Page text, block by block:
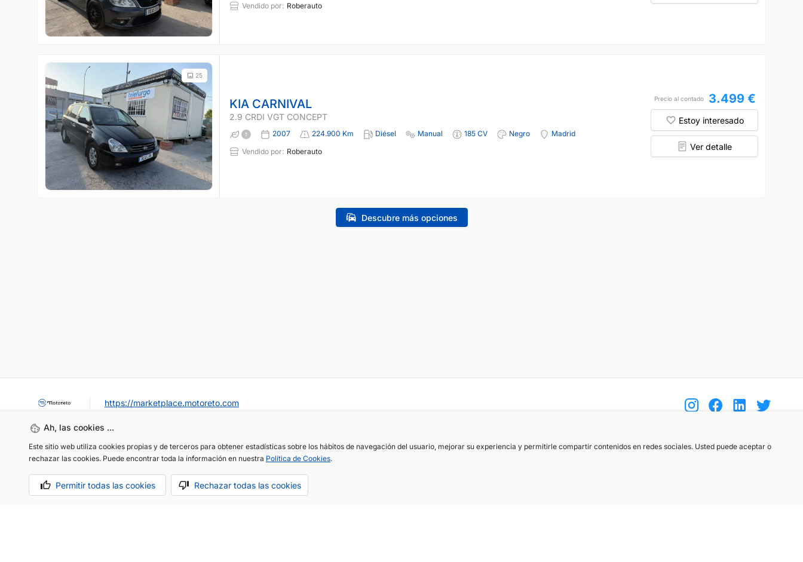
Vendido por: Roberauto
25
KIA CARNIVAL
2.9 CRDI VGT CONCEPT
2007 224.900 Km Diésel Manual 185 CV Negro
Madrid
Vendido por: Roberauto
Precio al contado 3.499 €
Estoy interesado
Ver detalle
Descubre más opciones
Ah, las cookies ...
Este sitio web utiliza cookies propias y de terceros para obtener estadísticas sobre los hábitos de navegación del usuario, mejorar su experiencia y permitirle compartir contenidos en redes sociales. Usted puede aceptar o
rechazar las cookies. Puede encontrar toda la información en nuestra Política de Cookies.
Permitir todas las cookies Rechazar todas las cookies
https://marketplace.motoreto.com